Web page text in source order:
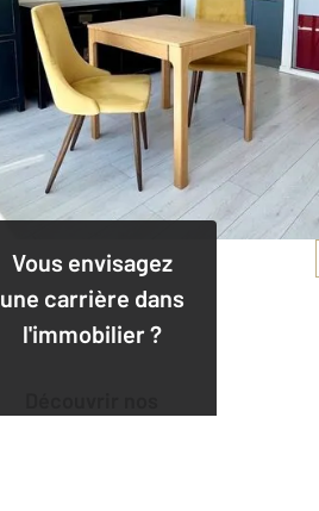
Vous envisagez
une carrière dans
l'immobilier ?